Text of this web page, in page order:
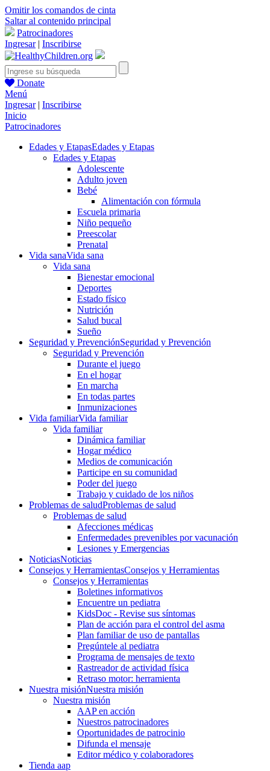
Omitir los comandos de cinta
Saltar al contenido principal
Patrocinadores
Ingresar| Inscribirse
Donate
Menú
Ingresar| Inscribirse
Inicio
Patrocinadores
Edades y EtapasEdades y Etapas
Edades y Etapas
Adolescente
Adulto joven
Bebé
Alimentación con fórmula
Escuela primaria
Niño pequeño
Preescolar
Prenatal
Vida sanaVida sana
Vida sana
Bienestar emocional
Deportes
Estado físico
Nutrición
Salud bucal
Sueño
Seguridad y PrevenciónSeguridad y Prevención
Seguridad y Prevención
Durante el juego
En el hogar
En marcha
En todas partes
Inmunizaciones
Vida familiarVida familiar
Vida familiar
Dinámica familiar
Hogar médico
Medios de comunicación
Participe en su comunidad
Poder del juego
Trabajo y cuidado de los niños
Problemas de saludProblemas de salud
Problemas de salud
Afecciones médicas
Enfermedades prevenibles por vacunación
Lesiones y Emergencias
NoticiasNoticias
Consejos y HerramientasConsejos y Herramientas
Consejos y Herramientas
Boletines informativos
Encuentre un pediatra
KidsDoc - Revise sus síntomas
Plan de acción para el control del asma
Plan familiar de uso de pantallas
Pregúntele al pediatra
Programa de mensajes de texto
Rastre​​ador de activida​d física
Retraso motor: herramienta
Nuestra misiónNuestra misión
Nuestra misión
AAP en acción
Nuestros patrocinadores
Oportunidades de patrocinio
Difunda el mensaje
Editor médico y colaboradores
Tienda aap